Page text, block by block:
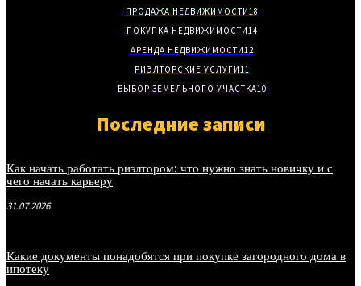
ПРОДАЖА НЕДВИЖИМОСТИ18
ПОКУПКА НЕДВИЖИМОСТИ14
АРЕНДА НЕДВИЖИМОСТИ12
РИЭЛТОРСКИЕ УСЛУГИ11
ВЫБОР ЗЕМЕЛЬНОГО УЧАСТКА10
Последние записи
Как начать работать риэлтором: что нужно знать новичку и с
чего начать карьеру
31.07.2026
Какие документы понадобятся при покупке загородного дома в
ипотеку